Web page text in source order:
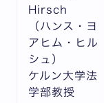
Hirsch
（ハンス・ヨ
アヒム・ヒル
シュ）
ケルン大学法
学部教授